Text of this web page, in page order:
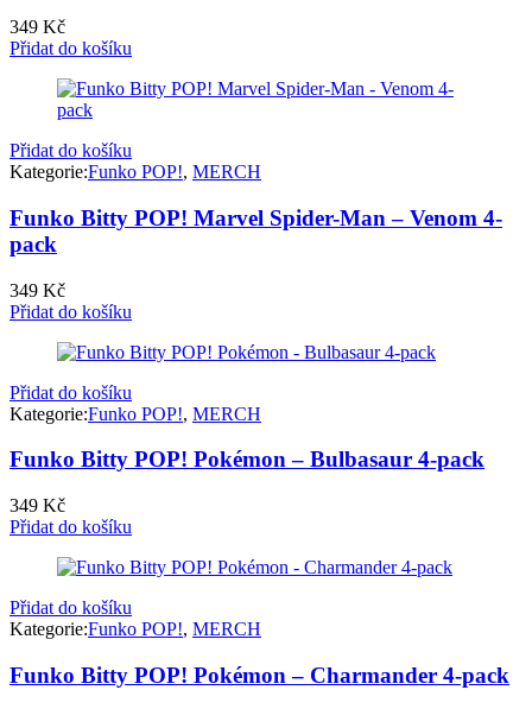
349 Kč
Přidat do košíku
Přidat do košíku
Kategorie:Funko POP!, MERCH
Funko Bitty POP! Marvel Spider-Man – Venom 4-
pack
349 Kč
Přidat do košíku
Přidat do košíku
Kategorie:Funko POP!, MERCH
Funko Bitty POP! Pokémon – Bulbasaur 4-pack
349 Kč
Přidat do košíku
Přidat do košíku
Kategorie:Funko POP!, MERCH
Funko Bitty POP! Pokémon – Charmander 4-pack